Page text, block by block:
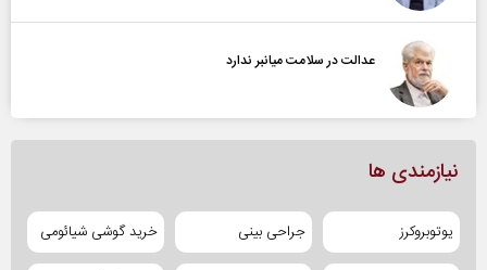
عدالت در سلامت میانبر ندارد
نیازمندی ها
یوتوبروکرز جراحی بینی خرید گوشی شیائومی